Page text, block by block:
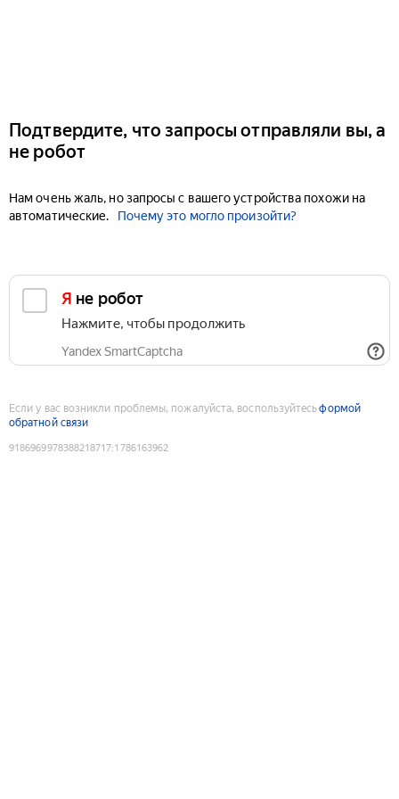
Подтвердите, что запросы отправляли вы, а
не робот
Нам очень жаль, но запросы с вашего устройства похожи на
автоматические.
Почему это могло произойти?
Я не робот
Нажмите, чтобы продолжить
Yandex SmartCaptcha
Если у вас возникли проблемы, пожалуйста, воспользуйтесьформой
обратной связи
9186969978388218717:1786163962